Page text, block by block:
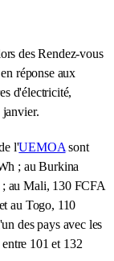
des Rendez-vous
réponse aux
d'électricité,
janvier.
l'UEMOA sont
; au Burkina
au Mali, 130 FCFA
au Togo, 110
des pays avec les
101 et 132